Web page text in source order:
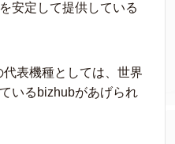
安定して提供している
代表機種としては、世界
いるbizhubがあげられ